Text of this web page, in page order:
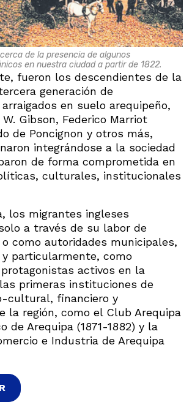
de la presencia de algunos
en nuestra ciudad a partir de 1822.
fueron los descendientes de la
generación de
en suelo arequipeño,
Gibson, Federico Marriot
de Poncignon y otros más,
integrándose a la sociedad
de forma comprometida en
culturales, institucionales
los migrantes ingleses
a través de su labor de
como autoridades municipales,
particularmente, como
activos en la
primeras instituciones de
cultural, financiero y
la región, como el Club Arequipa
de Arequipa (1871-1882) y la
e Industria de Arequipa